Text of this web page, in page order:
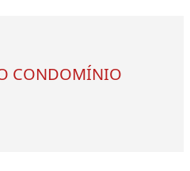
CONDOMÍNIO